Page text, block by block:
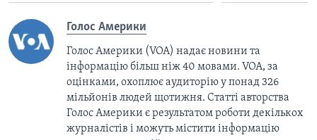
Голос Америки
Голос Америки (VOA) надає новини та
інформацію більш ніж 40 мовами. VOA, за
оцінками, охоплює аудиторію у понад 326
мільйонів людей щотижня. Статті авторства
Голос Америки є результатом роботи декількох
журналістів і можуть містити інформацію